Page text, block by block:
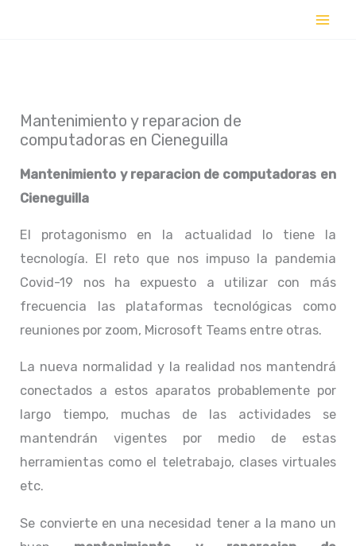
Mantenimiento y reparacion de
computadoras en Cieneguilla
Mantenimiento y reparacion de computadoras en
Cieneguilla
El protagonismo en la actualidad lo tiene la
tecnología. El reto que nos impuso la pandemia
Covid-19 nos ha expuesto a utilizar con más
frecuencia las plataformas tecnológicas como
reuniones por zoom, Microsoft Teams entre otras.
La nueva normalidad y la realidad nos mantendrá
conectados a estos aparatos probablemente por
largo tiempo, muchas de las actividades se
mantendrán vigentes por medio de estas
herramientas como el teletrabajo, clases virtuales
etc.
Se convierte en una necesidad tener a la mano un